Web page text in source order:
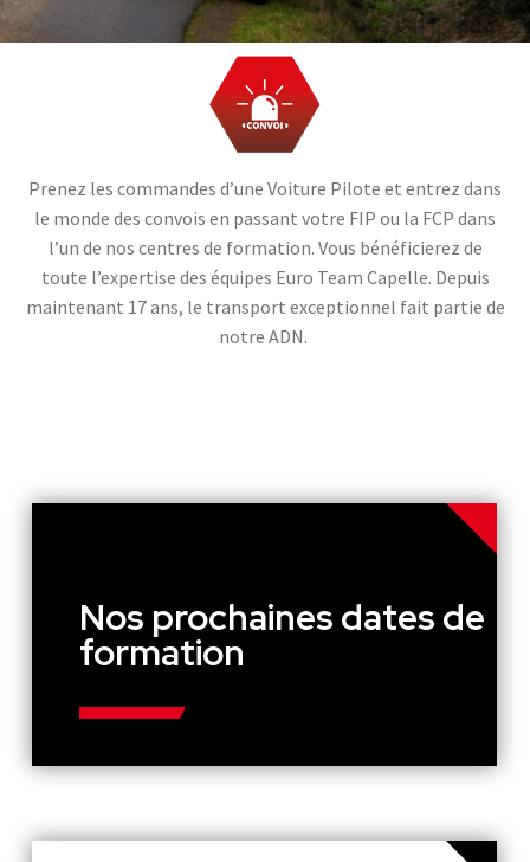
Prenez les commandes d’une Voiture Pilote et entrez dans
le monde des convois en passant votre FIP ou la FCP dans
l’un de nos centres de formation. Vous bénéficierez de
toute l’expertise des équipes Euro Team Capelle. Depuis
maintenant 17 ans, le transport exceptionnel fait partie de
notre ADN.
Nos prochaines dates de
formation